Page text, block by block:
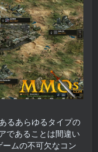
るあらゆるタイプの
であることは間違い
ムの不可欠なコン